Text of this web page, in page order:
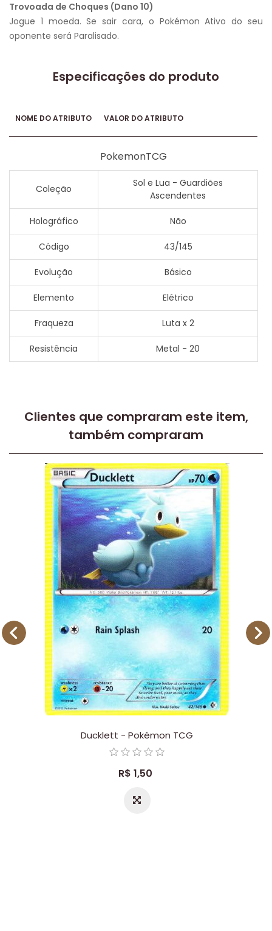
Trovoada de Choques (Dano 10)
Jogue 1 moeda. Se sair cara, o Pokémon Ativo do seu
oponente será Paralisado.
Especificações do produto
NOME DO ATRIBUTO VALOR DO ATRIBUTO
PokemonTCG
Coleção
Sol e Lua - Guardiões
Ascendentes
Holográfico Não
Código 43/145
Evolução Básico
Elemento Elétrico
Fraqueza Luta x 2
Resistência Metal - 20
Clientes que compraram este item,
também compraram
Ducklett - Pokémon TCG
R$ 1,50